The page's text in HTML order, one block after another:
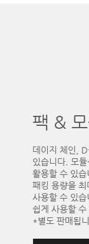
팩 &
데이지 체인,
있습니다. 모
활용할 수 있습
패킹 용량을 최
사용할 수 있
쉽게 사용할 수
*별도 판매됩